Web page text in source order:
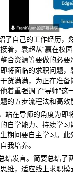
了自己的工作经历，
着，袁超从“赢在校
合资源等要做的必
将面临的求职问题
货满满，为正在准
着重强调了“导师”
的五步流程法和高效
站在导师的角度为即
自学能力、持续学
期间要自主学习。
我培养。
结发言。简要总结了
维，适应线上求职